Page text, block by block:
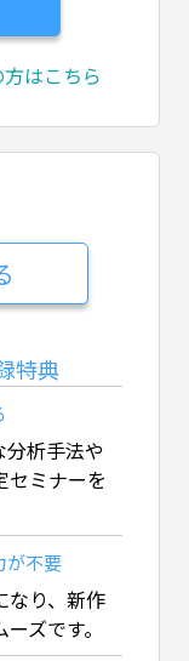
はこちら
特典
分析手法や
セミナーを
が不要
なり、新作
ズです。